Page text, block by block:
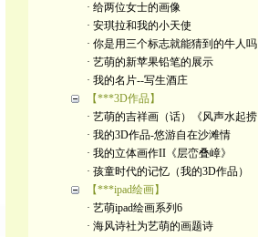
· 给两位女士的画像
· 安琪拉和我的小天使
· 你是用三个标志就能猜到的牛人吗
· 艺萌的新苹果铅笔的展示
· 我的名片--写生酒庄
【***3D作品】
· 艺萌的吉祥画（话）《风声水起捞
· 我的3D作品-悠游自在沙滩情
· 我的立体画作II《层峦叠嶂》
· 孩童时代的记忆（我的3D作品）
【***ipad绘画】
· 艺萌ipad绘画系列6
· 海风诗社为艺萌的画题诗